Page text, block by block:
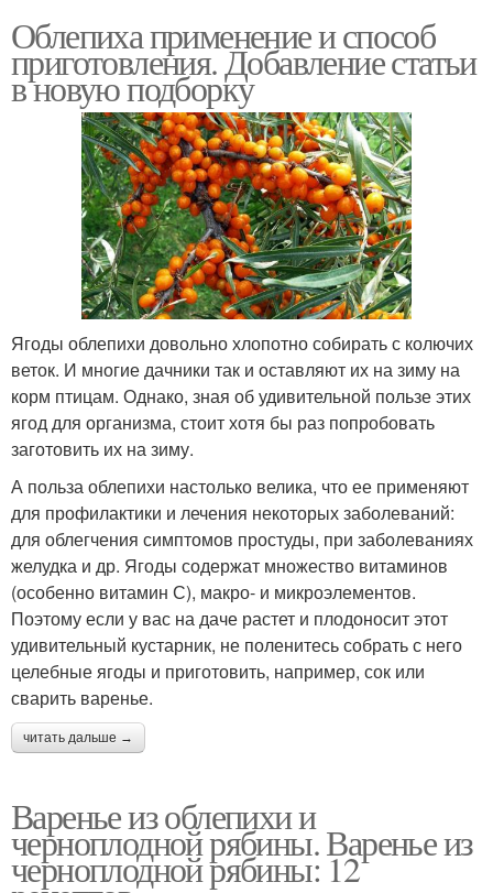
Облепиха применение и способ
приготовления. Добавление статьи
в новую подборку
Ягоды облепихи довольно хлопотно собирать с колючих
веток. И многие дачники так и оставляют их на зиму на
корм птицам. Однако, зная об удивительной пользе этих
ягод для организма, стоит хотя бы раз попробовать
заготовить их на зиму.
А польза облепихи настолько велика, что ее применяют
для профилактики и лечения некоторых заболеваний:
для облегчения симптомов простуды, при заболеваниях
желудка и др. Ягоды содержат множество витаминов
(особенно витамин С), макро- и микроэлементов.
Поэтому если у вас на даче растет и плодоносит этот
удивительный кустарник, не поленитесь собрать с него
целебные ягоды и приготовить, например, сок или
сварить варенье.
читать дальше →
Варенье из облепихи и
черноплодной рябины. Варенье из
черноплодной рябины: 12